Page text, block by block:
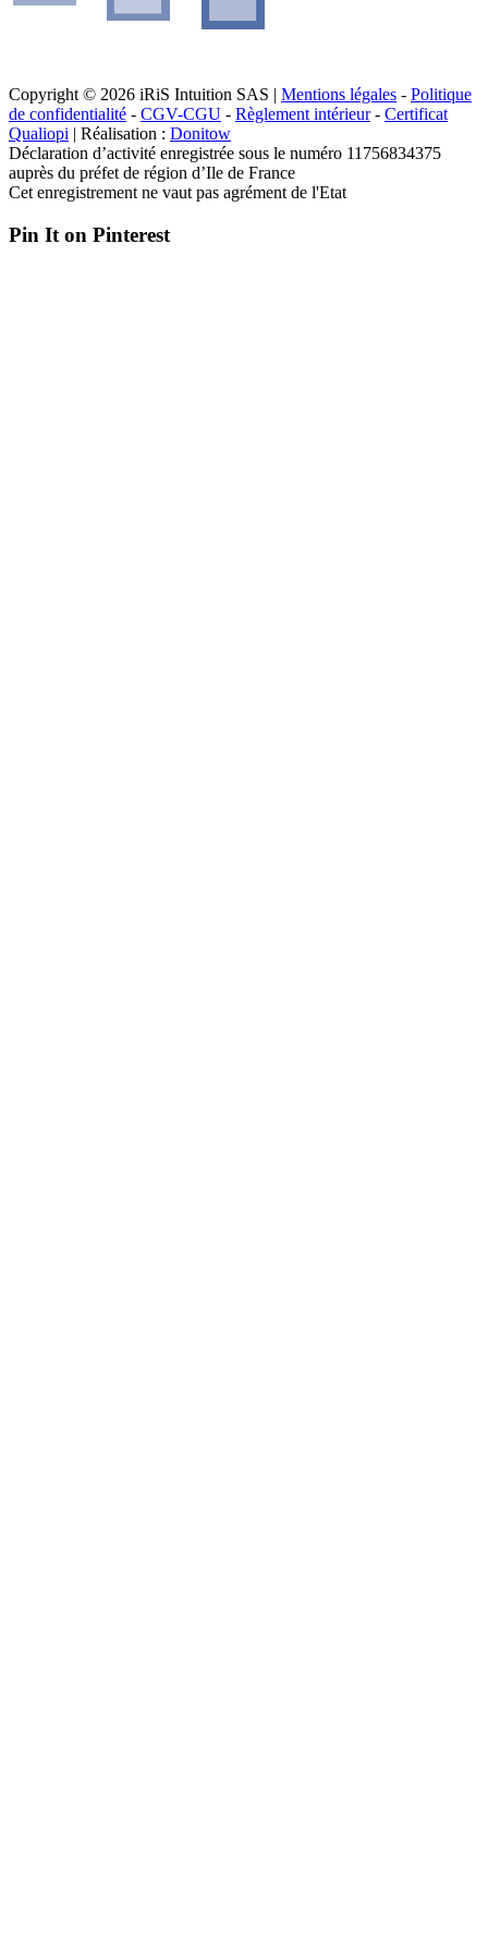
Copyright © 2026 iRiS Intuition SAS | Mentions légales - Politique
de confidentialité - CGV-CGU - Règlement intérieur- Certificat
Qualiopi | Réalisation : Donitow
Déclaration d’activité enregistrée sous le numéro 11756834375
auprès du préfet de région d’Ile de France
Cet enregistrement ne vaut pas agrément de l'Etat
Pin It on Pinterest